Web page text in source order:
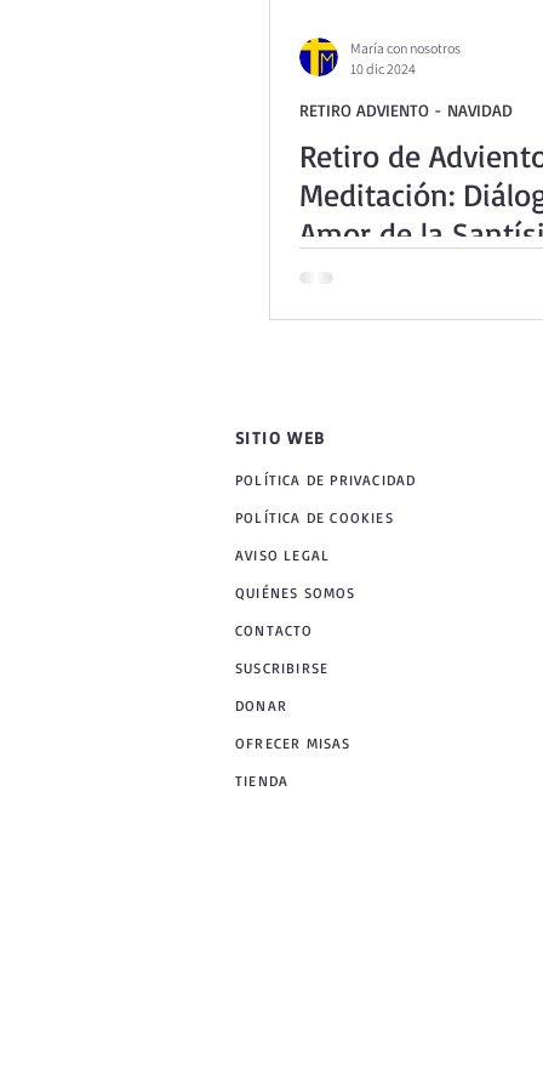
María con nosotros
10 dic 2024
RETIRO ADVIENTO - NAVIDAD
Retiro de
Meditación:
Amor de la
Trinidad
SITIO WEB
POLÍTICA DE PRIVACIDAD
POLÍTICA DE COOKIES
AVISO LEGAL
QUIÉNES SOMOS
CONTACTO
SUSCRIBIRSE
DONAR
OFRECER MISAS
TIENDA